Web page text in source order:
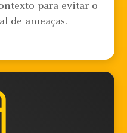
para evitar o
de ameaças.